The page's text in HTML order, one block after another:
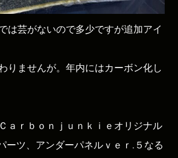
は芸がないので多少ですが追加アイ
りませんが。年内にはカーボン化し
ａｒｂｏｎｊｕｎｋｉｅオリジナル
ーツ、アンダーパネルｖｅｒ.５なる